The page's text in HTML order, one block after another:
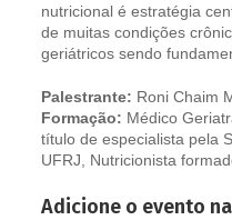
nutricional é estratégia
de muitas condições
geriátricos sendo
Palestrante: Roni Chaim
Formação: Médico
título de especialista pela
UFRJ, Nutricionista
Adicione o evento